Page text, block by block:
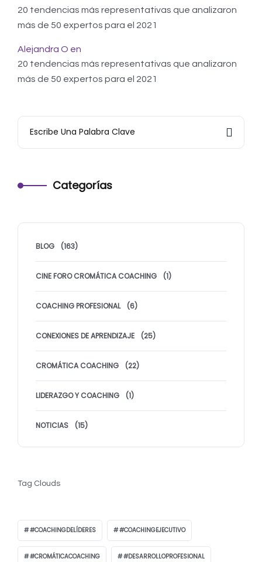
20 tendencias más representativas que analizaron
más de 50 expertos para el 2021
Alejandra O en
20 tendencias más representativas que analizaron
más de 50 expertos para el 2021
Categorías
BLOG (163)
CINE FORO CROMÁTICA COACHING (1)
COACHING PROFESIONAL (6)
CONEXIONES DE APRENDIZAJE (25)
CROMÁTICA COACHING (22)
LIDERAZGO Y COACHING (1)
NOTICIAS (15)
Tag Clouds
#COACHINGDELÍDERES #COACHINGEJECUTIVO
#CROMÁTICACOACHING #DESARROLLOPROFESIONAL